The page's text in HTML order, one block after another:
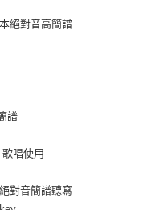
絕對音高簡譜
譜
唱使用
對音簡譜聽寫